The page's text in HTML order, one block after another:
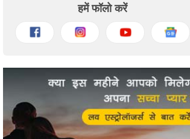
हमें फॉलो करें